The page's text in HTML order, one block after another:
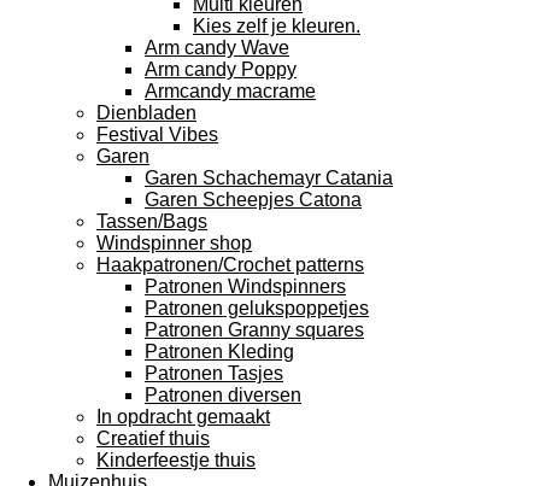
Multi kleuren
Kies zelf je kleuren.
Arm candy Wave
Arm candy Poppy
Armcandy macrame
Dienbladen
Festival Vibes
Garen
Garen Schachemayr Catania
Garen Scheepjes Catona
Tassen/Bags
Windspinner shop
Haakpatronen/Crochet patterns
Patronen Windspinners
Patronen gelukspoppetjes
Patronen Granny squares
Patronen Kleding
Patronen Tasjes
Patronen diversen
In opdracht gemaakt
Creatief thuis
Kinderfeestje thuis
Muizenhuis